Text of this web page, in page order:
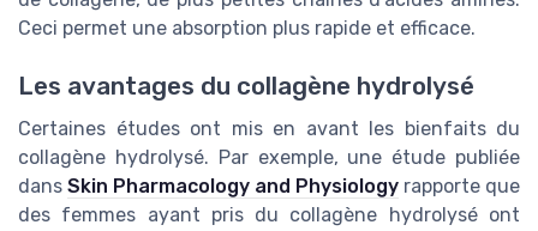
Ceci permet une absorption plus rapide et efficace.
Les avantages du collagène hydrolysé
Certaines études ont mis en avant les bienfaits du
collagène hydrolysé. Par exemple, une étude publiée
dans Skin Pharmacology and Physiology rapporte que
des femmes ayant pris du collagène hydrolysé ont